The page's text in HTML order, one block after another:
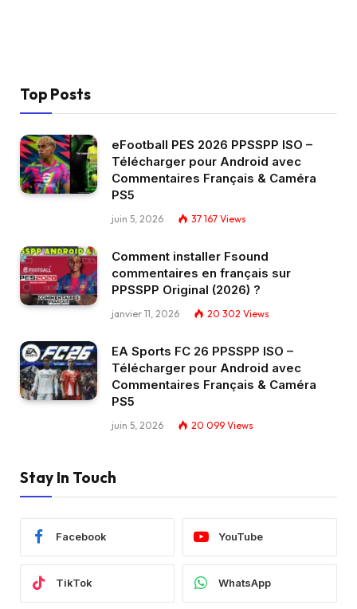
Top Posts
eFootball PES 2026 PPSSPP ISO –
Télécharger pour Android avec
Commentaires Français & Caméra
PS5
juin 5, 2026 37 167 Views
Comment installer Fsound
commentaires en français sur
PPSSPP Original (2026) ?
janvier 11, 2026 20 302 Views
EA Sports FC 26 PPSSPP ISO –
Télécharger pour Android avec
Commentaires Français & Caméra
PS5
juin 5, 2026 20 099 Views
Stay In Touch
Facebook YouTube
TikTok WhatsApp